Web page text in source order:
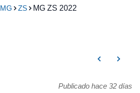
MG ZS MG ZS 2022
Publicado hace 32 días